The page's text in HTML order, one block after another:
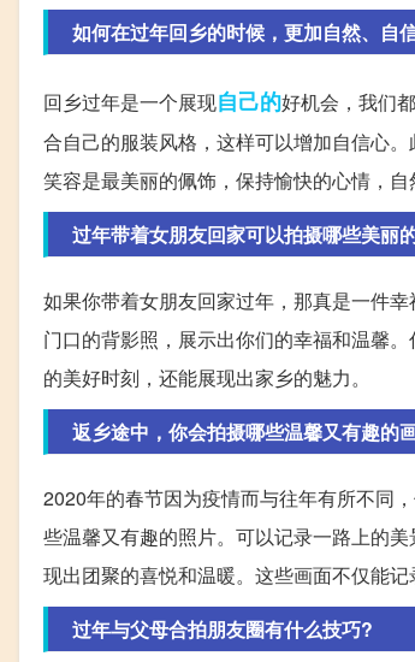
如何在过年回乡的时候，更加自然、自
回乡过年是一个展现自己的好机会，我们
合自己的服装风格，这样可以增加自信心
笑容是最美丽的佩饰，保持愉快的心情，自
过年带着女朋友回家可以拍摄哪些美丽
如果你带着女朋友回家过年，那真是一件
门口的背影照，展示出你们的幸福和温馨
的美好时刻，还能展现出家乡的魅力。
返乡途中，你会拍摄哪些温馨又有趣的
2020年的春节因为疫情而与往年有所不同
些温馨又有趣的照片。可以记录一路上的
现出团聚的喜悦和温暖。这些画面不仅能
过年与父母合拍朋友圈有什么技巧?